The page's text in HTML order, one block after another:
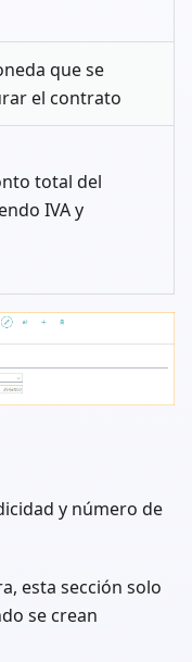
que se
el contrato
total del
IVA y
y número de
esta sección solo
se crean